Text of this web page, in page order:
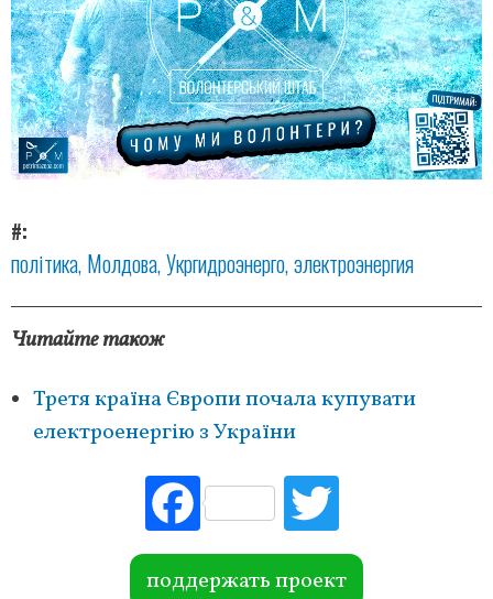
#
політика Молдова Укргидроэнерго электроэнергия
Читайте також
Третя країна Європи почала купувати
електроенергію з України
Fac
ebo
ok r
поддержать проект